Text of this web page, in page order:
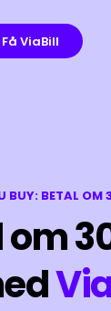
Få ViaBill
BUY: BETAL OM
om